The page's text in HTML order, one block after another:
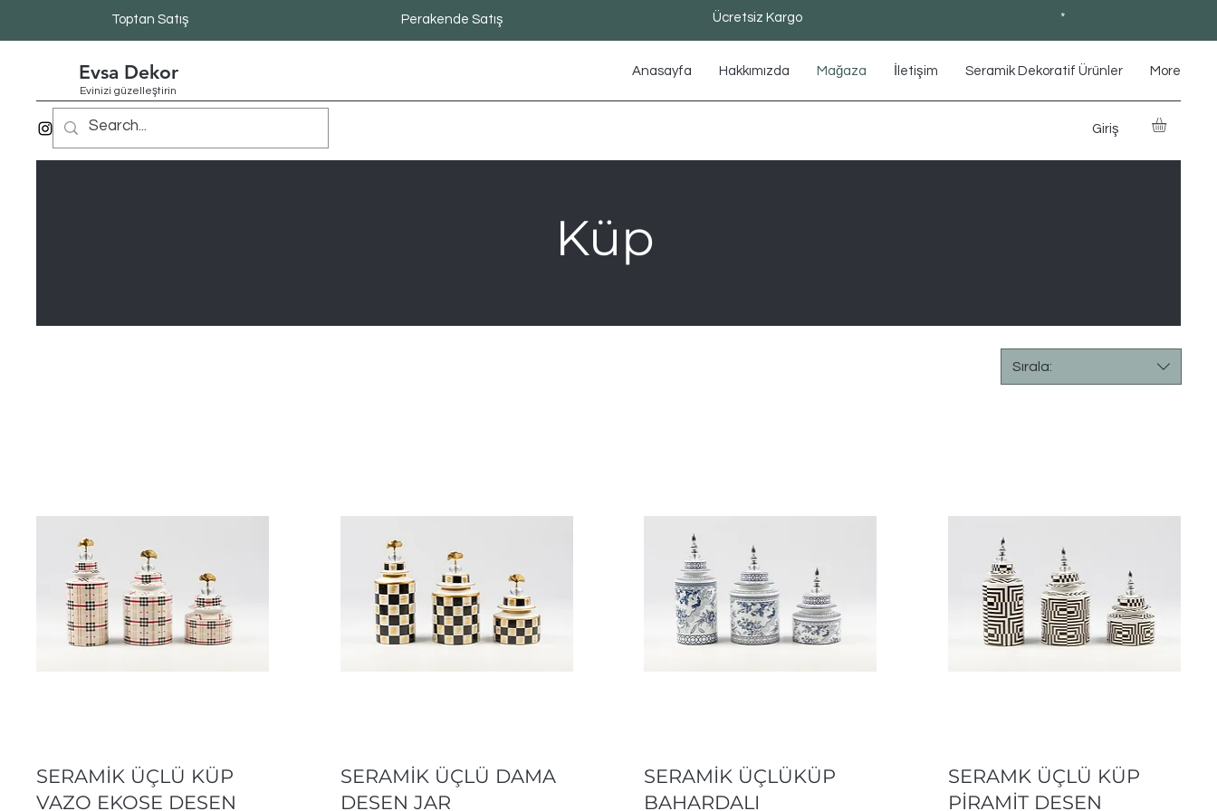
Toptan Satış Perakende Satış Ücretsiz Kargo *
Evsa Dekor
Evinizi güzelleştirin
Anasayfa Hakkımızda Mağaza İletişim Seramik Dekoratif Ürünler More
Giriş
Küp
Sırala:
Hızlı Bakış
SERAMİK ÜÇLÜ KÜP
VAZO EKOSE DESEN
Hızlı Bakış
SERAMİK ÜÇLÜ DAMA
DESEN JAR
Hızlı Bakış
SERAMİK ÜÇLÜKÜP
BAHARDALI
Hızlı Bakış
SERAMK ÜÇLÜ KÜP
PİRAMİT DESEN